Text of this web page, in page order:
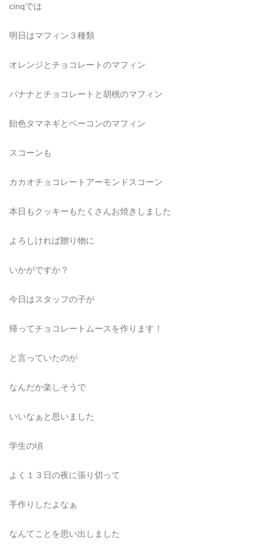
cinqでは
明日はマフィン３種類
オレンジとチョコレートのマフィン
バナナとチョコレートと胡桃のマフィン
飴色タマネギとベーコンのマフィン
スコーンも
カカオチョコレートアーモンドスコーン
本日もクッキーもたくさんお焼きしました
よろしければ贈り物に
いかがですか？
今日はスタッフの子が
帰ってチョコレートムースを作ります！
と言っていたのが
なんだか楽しそうで
いいなぁと思いました
学生の頃
よく１３日の夜に張り切って
手作りしたよなぁ
なんてことを思い出しました